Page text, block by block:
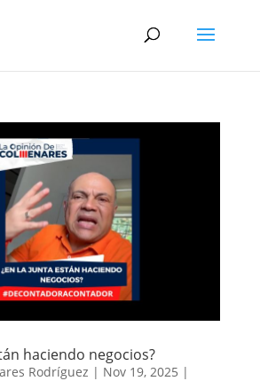
haciendo negocios?
Rodríguez | Nov 19, 2025 |